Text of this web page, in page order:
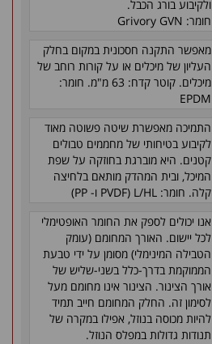
ולקיבוע בורג הכבל.
חומר: Grivory GVN
מאפשר התקנה חסכונית במקום בחלק
העליון של מיכלים או על קורות רוחב של
מיכלים. קוטר קדח: 63 מ"מ. חומר:
EPDM
התמיכה מאפשרת שיטה פשוטה מאוד
לקיבוע בטיחותי של מחממים טבולים
קטנים. היא מוברגת בחוזקה על שפת
המיכל, ובית המהדק מותאם בלחיצה
קלה. חומר:
PP ו- PVDF( L/HL
)
אנו יכולים לספק את החומר האופטימלי
לכל יישום. האורך המחומם (עומק
הטבילה המינימלי) מסומן על ידי טבעת
הממוקמת בדרך-כלל בשני-שליש של
אורך הצינור. הצינור אינו מחומם מעל
לסימון זה. החלק המחומם חייב תמיד
להיות מכוסה בנוזל, אפילו במקרה של
תנודות גדולות במפלס הנוזל.